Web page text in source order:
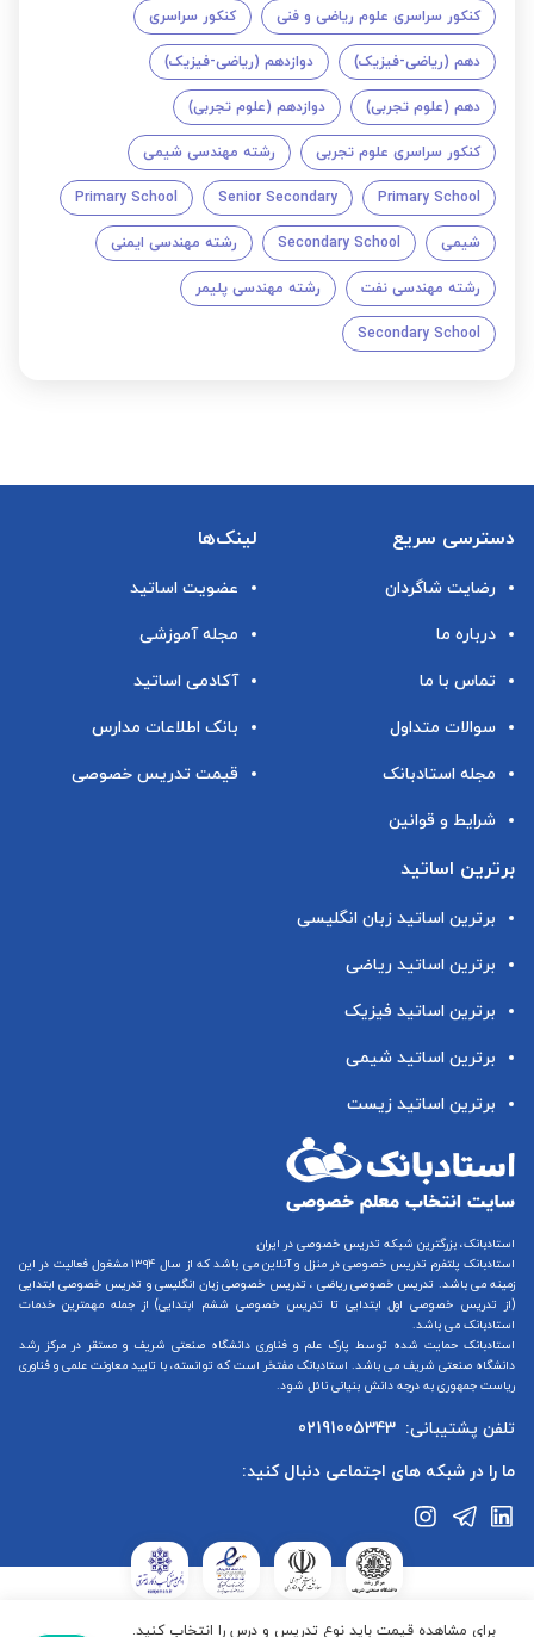
کنکور سراسری علوم ریاضی و فنی کنکور سراسری
دهم (ریاضی-فیزیک) دوازدهم (ریاضی-فیزیک)
دهم (علوم تجربی) دوازدهم (علوم تجربی)
کنکور سراسری علوم تجربی رشته مهندسی شیمی
Primary School
Senior Secondary
Primary School
شیمی Secondary School رشته مهندسی ایمنی
رشته مهندسی نفت رشته مهندسی پلیمر
Secondary School
برای مشاهده قیمت باید نوع تدریس و درس را انتخاب کنید.
دسترسی سریع
رضایت شاگردان
درباره ما
تماس با ما
سوالات متداول
مجله استادبانک
شرایط و قوانین
لینک‌ها
عضویت اساتید
مجله آموزشی
آکادمی اساتید
بانک اطلاعات مدارس
قیمت تدریس خصوصی
برترین اساتید
برترین اساتید زبان انگلیسی
برترین اساتید ریاضی
برترین اساتید فیزیک
برترین اساتید شیمی
برترین اساتید زیست
استادبانک، بزرگترین شبکه تدریس خصوصی در ایران
استادبانک پلتفرم تدریس خصوصی در منزل و آنلاین
می باشد که از سال ۱۳۹۴ مشغول فعالیت در این
زمینه می باشد. تدریس خصوصی ریاضی ، تدریس خصوصی زبان انگلیسیو تدریس خصوصی ابتدایی
(از تدریس خصوصی اول ابتدایی تا تدریس خصوصی ششم ابتدایی) از جمله مهمترین خدمات
استادبانک می باشد.
استادبانک حمایت شده توسط پارک علم و فناوری دانشگاه صنعتی شریف و مستقر در مرکز رشد
دانشگاه صنعتی شریف می باشد. استادبانک مفتخر است که توانسته، با تایید معاونت علمی و فناوری
ریاست جمهوری به درجه دانش بنیانی نائل شود.
تلفن پشتیبانی: 02191005343
ما را در شبکه های اجتماعی دنبال کنید:
استادبانک در ستاد ساماندهی پایگاه‌های اینترنتی وزارت فرهنگ و ارشاد